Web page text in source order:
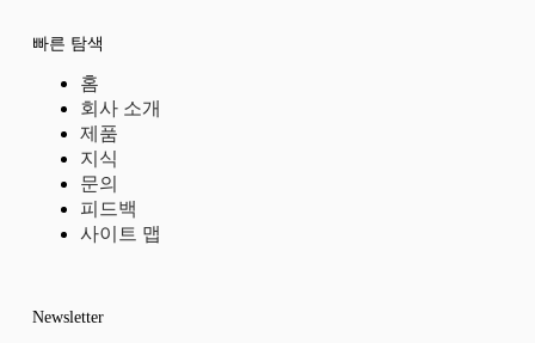
빠른 탐색
홈
회사 소개
제품
지식
문의
피드백
사이트 맵
Newsletter